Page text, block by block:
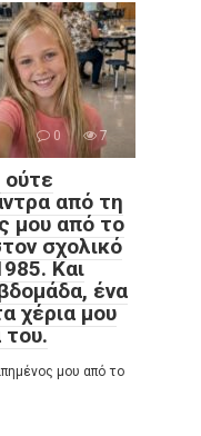
0 7
από τη
μου από το
σχολικό
Και
ένα
χέρια μου
του.
μου από το